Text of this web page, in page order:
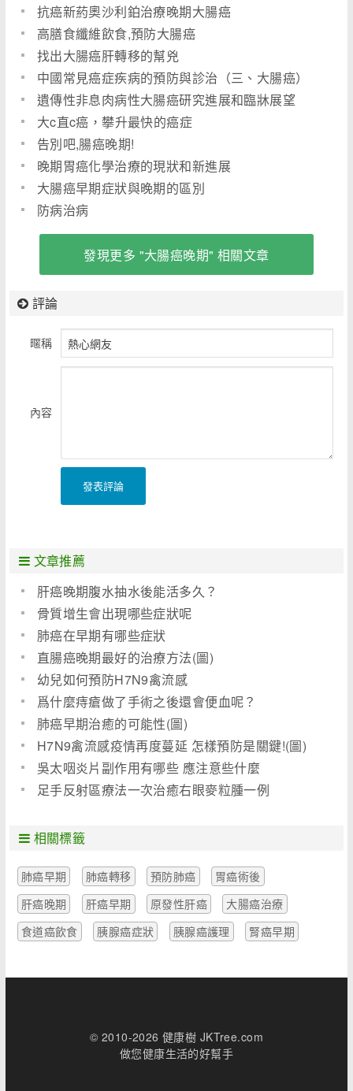
抗癌新葯奧沙利鉑治療晚期大腸癌
高膳食纖維飲食,預防大腸癌
找出大腸癌肝轉移的幫兇
中國常見癌症疾病的預防與診治（三、大腸癌）
遺傳性非息肉病性大腸癌研究進展和臨牀展望
（七）
大c直c癌，攀升最快的癌症
告別吧,腸癌晚期!
晚期胃癌化學治療的現狀和新進展
大腸癌早期症狀與晚期的區別
防病治病
發現更多 "大腸癌晚期" 相關文章
評論
暱稱
內容
發表評論
文章推薦
肝癌晚期腹水抽水後能活多久？
骨質增生會出現哪些症狀呢
肺癌在早期有哪些症狀
直腸癌晚期最好的治療方法(圖)
幼兒如何預防H7N9禽流感
爲什麼痔瘡做了手術之後還會便血呢？
肺癌早期治癒的可能性(圖)
H7N9禽流感疫情再度蔓延 怎樣預防是關鍵!(圖)
吳太咽炎片副作用有哪些 應注意些什麼
足手反射區療法一次治癒右眼麥粒腫一例
相關標籤
肺癌早期 肺癌轉移 預防肺癌
胃癌術後
肝癌晚期
肝癌早期 原發性肝癌
大腸癌治療
食道癌飲食
胰腺癌症狀 胰腺癌護理 腎癌早期
© 2010-2026 健康樹 JKTree.com
做您健康生活的好幫手